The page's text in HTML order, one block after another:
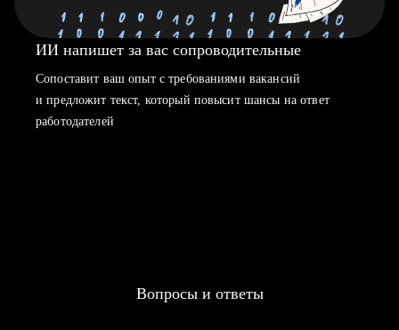
ИИ напишет за вас сопроводительные
Сопоставит ваш опыт с требованиями вакансий
и предложит текст, который повысит шансы на ответ
работодателей
Вопросы и ответы